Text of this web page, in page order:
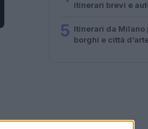
itinerari brevi e
5 Itinerari da Milano
borghi e città